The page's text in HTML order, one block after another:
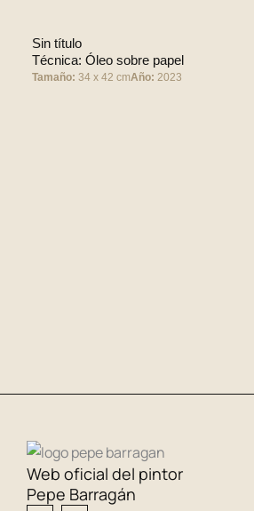
Sin título
Técnica: Óleo sobre papel
Tamaño: 34 x 42 cmAño: 2023
Web oficial del pintor
Pepe Barragán